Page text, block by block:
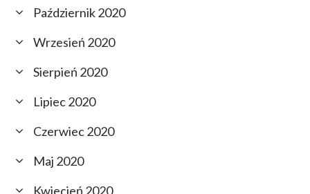
Październik 2020
Wrzesień 2020
Sierpień 2020
Lipiec 2020
Czerwiec 2020
Maj 2020
Kwiecień 2020